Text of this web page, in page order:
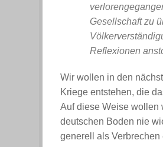
Gesellschaft zu
Reflexionen
Wir wollen in den
Kriege entstehen, die
Auf diese Weise wollen
deutschen Boden nie
generell als Verbrechen